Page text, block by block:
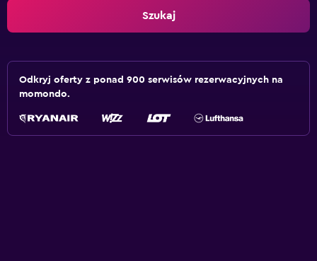
Szukaj
Odkryj oferty z ponad 900 serwisów rezerwacyjnych na
momondo.